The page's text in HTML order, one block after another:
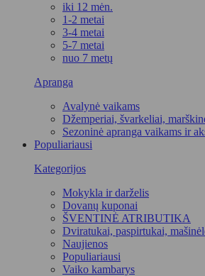
iki 12 mėn.
1-2 metai
3-4 metai
5-7 metai
nuo 7 metų
Apranga
Avalynė vaikams
Džemperiai, švarkeliai,
Sezoninė apranga vaikams ir
Populiariausi
Kategorijos
Mokykla ir darželis
Dovanų kuponai
ŠVENTINĖ ATRIBUTIKA
Dviratukai, paspirtukai,
Naujienos
Populiariausi
Vaiko kambarys